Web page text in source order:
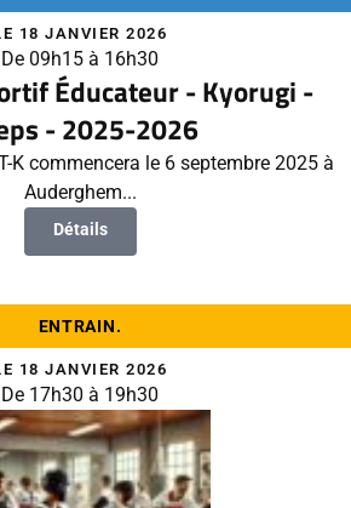
18 JANVIER 2026
De 09h15 à 16h30
Éducateur - Kyorugi -
- 2025-2026
K commencera le 6 septembre 2025 à
Auderghem...
Détails
ENTRAIN.
18 JANVIER 2026
De 17h30 à 19h30